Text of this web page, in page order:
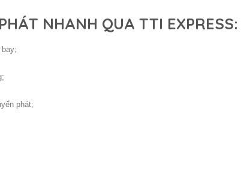
NHANH QUA TTI EXPRESS:
phát;